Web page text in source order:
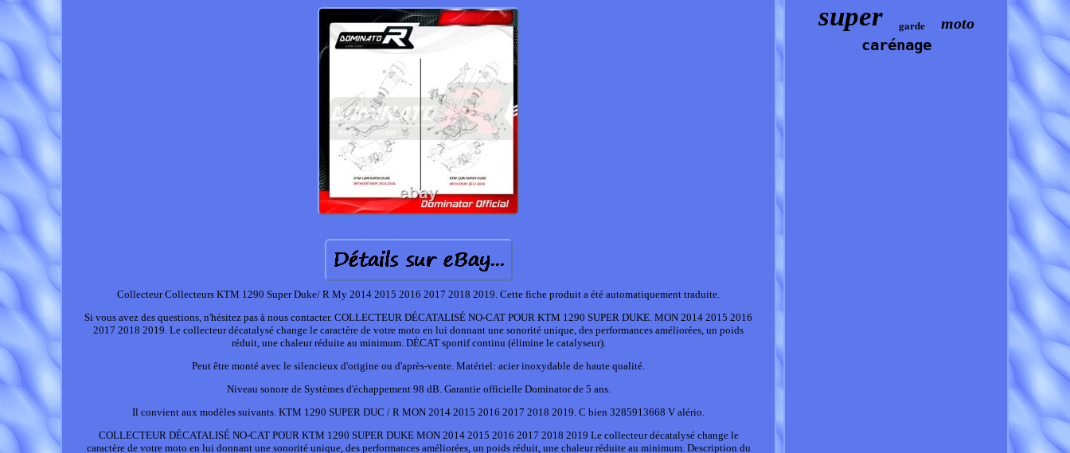
Collecteur Collecteurs KTM 1290 Super Duke/ R My 2014 2015 2016 2017 2018 2019. Cette fiche produit a été automatiquement traduite.
Si vous avez des questions, n'hésitez pas à nous contacter. COLLECTEUR DÉCATALISÉ NO-CAT POUR KTM 1290 SUPER DUKE. MON 2014 2015 2016
2017 2018 2019. Le collecteur décatalysé change le caractère de votre moto en lui donnant une sonorité unique, des performances améliorées, un poids
réduit, une chaleur réduite au minimum. DÉCAT sportif continu (élimine le catalyseur).
Peut être monté avec le silencieux d'origine ou d'après-vente. Matériel: acier inoxydable de haute qualité.
Niveau sonore de Systèmes d'échappement 98 dB. Garantie officielle Dominator de 5 ans.
Il convient aux modèles suivants. KTM 1290 SUPER DUC / R MON 2014 2015 2016 2017 2018 2019. C bien 3285913668 V alério.
COLLECTEUR DÉCATALISÉ NO-CAT POUR KTM 1290 SUPER DUKE MON 2014 2015 2016 2017 2018 2019 Le collecteur décatalysé change le
caractère de votre moto en lui donnant une sonorité unique, des performances améliorées, un poids réduit, une chaleur réduite au minimum. Description du
super garde
moto
carénage